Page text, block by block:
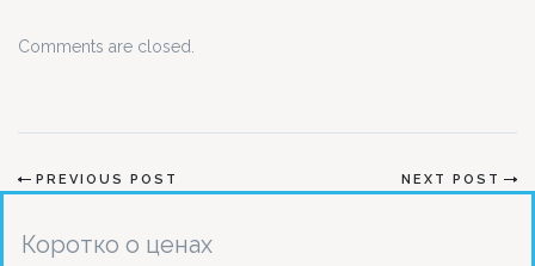
Comments are closed.
PREVIOUS POST NEXT POST
Коротко о ценах